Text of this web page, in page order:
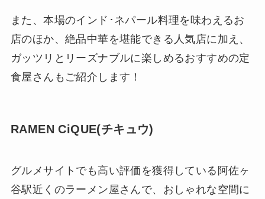
また、本場のインド･ネパール料理を味わえるお
店のほか、絶品中華を堪能できる人気店に加え、
ガッツリとリーズナブルに楽しめるおすすめの定
食屋さんもご紹介します！
RAMEN CiQUE(チキュウ)
グルメサイトでも高い評価を獲得している阿佐ヶ
谷駅近くのラーメン屋さんで、おしゃれな空間に